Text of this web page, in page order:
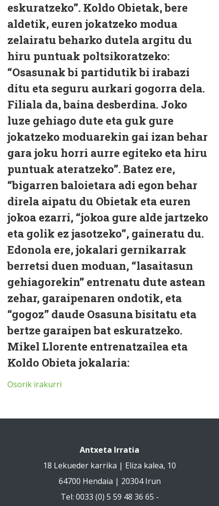
eskuratzeko”. Koldo Obietak, bere
aldetik, euren jokatzeko modua
zelairatu beharko dutela argitu du
hiru puntuak poltsikoratzeko:
“Osasunak bi partidutik bi irabazi
ditu eta seguru aurkari gogorra dela.
Filiala da, baina desberdina. Joko
luze gehiago dute eta guk gure
jokatzeko moduarekin gai izan behar
gara joku horri aurre egiteko eta hiru
puntuak ateratzeko”. Batez ere,
“bigarren baloietara adi egon behar
direla aipatu du Obietak eta euren
jokoa ezarri, “jokoa gure alde jartzeko
eta golik ez jasotzeko”, gaineratu du.
Edonola ere, jokalari gernikarrak
berretsi duen moduan, “lasaitasun
gehiagorekin” entrenatu dute astean
zehar, garaipenaren ondotik, eta
“gogoz” daude Osasuna bisitatu eta
bertze garaipen bat eskuratzeko.
Mikel Llorente entrenatzailea eta
Koldo Obieta jokalaria:
Osorik irakurri
Antxeta Irratia
18 Lekueder karrika | Eliza kalea, 10
64700 Hendaia | 20304 Irun
Tel: 0033 (0) 5 59 48 36 65 -